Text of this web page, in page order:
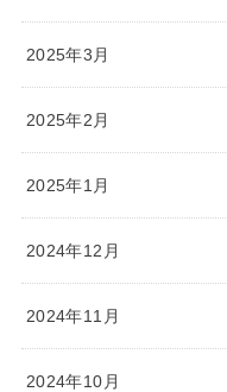
2025年3月
2025年2月
2025年1月
2024年12月
2024年11月
2024年10月